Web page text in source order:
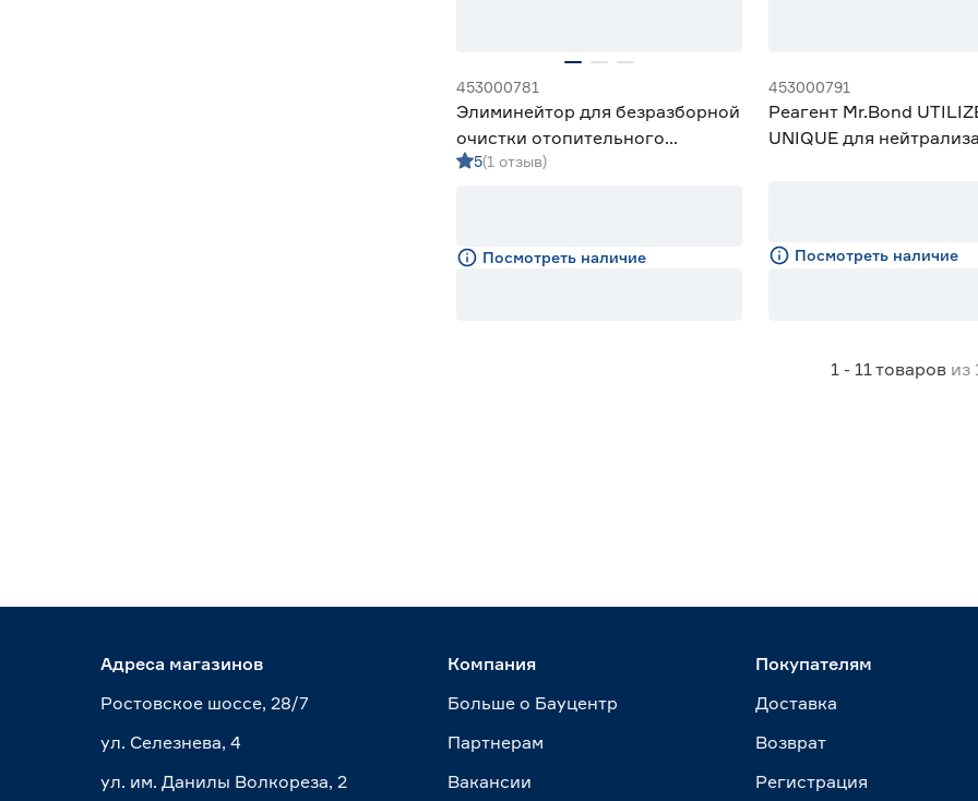
453000781
Элиминейтор для безразборной
очистки отопительного
оборудования 40 л/мин 22 л
5(1 отзыв)
Посмотреть наличие
453000791
Реагент Mr.Bond
UNIQUE для
Посмотреть наличие
1 - 11товаров из
Адреса магазинов
Ростовское шоссе, 28/7
ул. Селезнева, 4
ул. им. Данилы Волкореза, 2
Компания
Больше о Бауцентр
Партнерам
Вакансии
Покупателям
Доставка
Возврат
Регистрация